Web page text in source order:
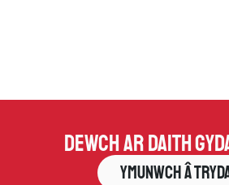
Dewch ar daith
Ymunwch â